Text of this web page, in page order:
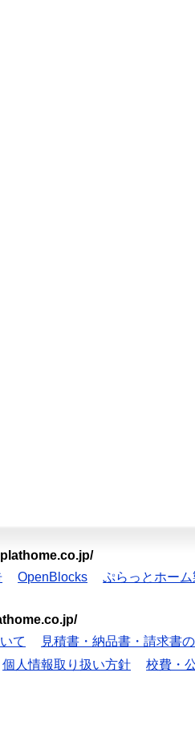
OpenBlocks ぷらっとホーム
て 見積書・納品書・請求書
個人情報取り扱い方針 校費・